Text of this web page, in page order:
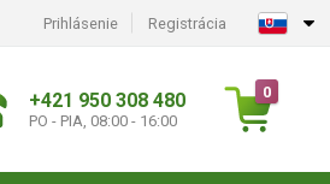
Prihlásenie Registrácia
+421 950 308 480
PO - PIA, 08:00 - 16:00
0